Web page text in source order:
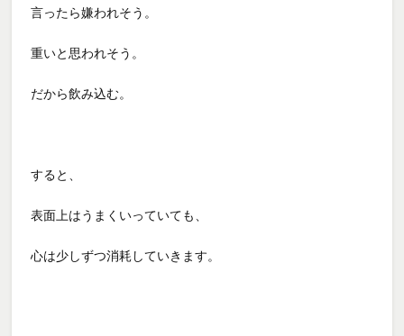
言ったら嫌われそう。
重いと思われそう。
だから飲み込む。
すると、
表面上はうまくいっていても、
心は少しずつ消耗していきます。